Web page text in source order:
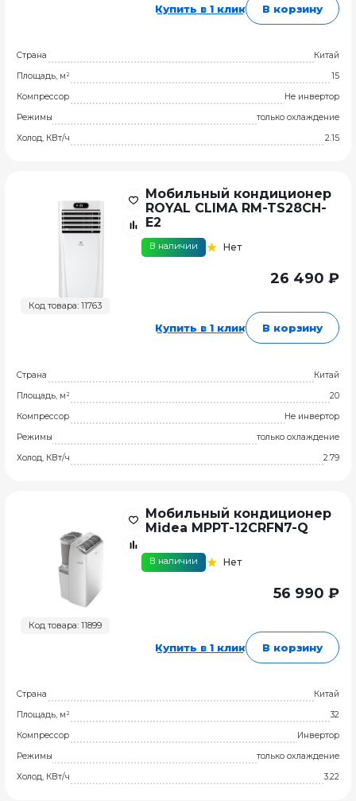
Купить в 1 клик В корзину
Страна
Китай
Площадь, м²
15
Компрессор
Не инвертор
Режимы
только охлаждение
Холод, КВт/ч
2.15
Код товара: 11763
Мобильный кондиционер
ROYAL CLIMA RM-TS28CH-
E2
В наличии Нет
26 490 ₽
Купить в 1 клик В корзину
Страна
Китай
Площадь, м²
20
Компрессор
Не инвертор
Режимы
только охлаждение
Холод, КВт/ч
2.79
Код товара: 11899
Мобильный кондиционер
Midea MPPT-12CRFN7-Q
В наличии Нет
56 990 ₽
Купить в 1 клик В корзину
Страна
Китай
Площадь, м²
32
Компрессор
Инвертор
Режимы
только охлаждение
Холод, КВт/ч
3.22